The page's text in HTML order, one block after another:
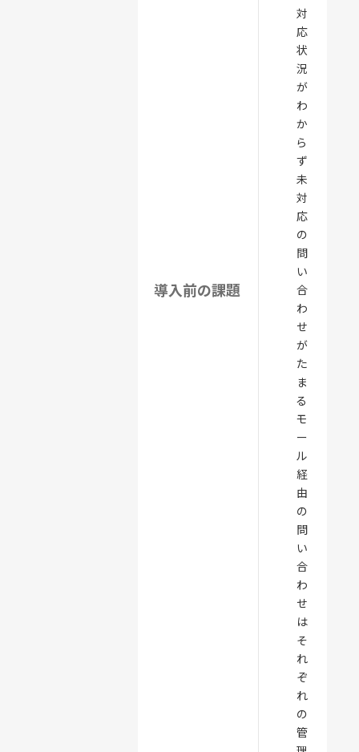
導入前の課題
対
応
状
況
が
わ
か
ら
ず
未
対
応
の
問
い
合
わ
せ
が
た
ま
る
モ
ー
ル
経
由
の
問
い
合
わ
せ
は
そ
れ
ぞ
れ
の
管